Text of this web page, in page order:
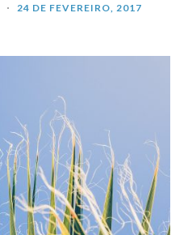
24 DE FEVEREIRO, 2017